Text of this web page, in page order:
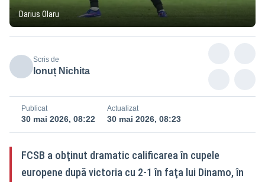
Darius Olaru
Scris de
Ionuț Nichita
Publicat
30 mai 2026, 08:22
Actualizat
30 mai 2026, 08:23
FCSB a obţinut dramatic calificarea în cupele
europene după victoria cu 2-1 în faţa lui Dinamo, în